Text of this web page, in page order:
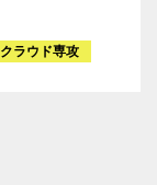
クラウド専攻